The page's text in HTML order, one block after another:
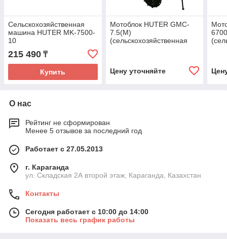
Сельскохозяйственная
машина HUTER MK-7500-
10
215 490 ₸
Купить
Мотоблок HUTER GMC-
7.5(M)
(сельскохозяйственная
Цену уточняйте
О нас
Рейтинг не сформирован
Менее 5 отзывов за последний год
Работает с 27.05.2013
г. Караганда
ул. Складская 2А второй этаж, Караганда, Казахстан
Контакты
Сегодня работает с 10:00 до 14:00
Показать весь график работы